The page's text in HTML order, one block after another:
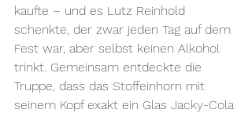
kaufte – und es Lutz Reinhold
schenkte, der zwar jeden Tag auf dem
Fest war, aber selbst keinen Alkohol
trinkt. Gemeinsam entdeckte die
Truppe, dass das Stoffeinhorn mit
seinem Kopf exakt ein Glas Jacky-Cola